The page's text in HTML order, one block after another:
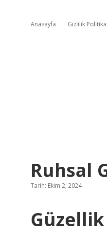
Anasayfa Gizlilik
Ruhsal
Tarih: Ekim 2, 2024